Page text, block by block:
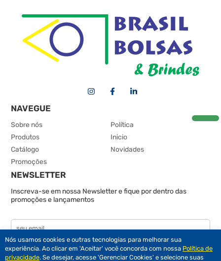
NAVEGUE
Sobre nós
Política
Produtos
Inicio
Catálogo
Novidades
Promoções
NEWSLETTER
Inscreva-se em nossa Newsletter e fique por dentro das
promoções e lançamentos
Nós usamos cookies e outras tecnologias para melhorar sua
experiência. Ao clicar em 'Aceitar' você concorda com nossa Política de
privacidade. Se desejar, acesse 'Gerenciar Cookies' e selecione suas